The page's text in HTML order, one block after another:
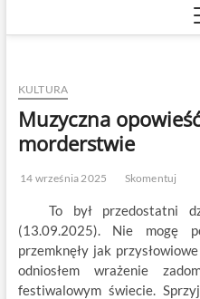
KULTURA
Muzyczna
morderstwie
14 września 2025 Skomentuj
To był przedostatni
(13.09.2025). Nie mogę
przemknęły jak
odniosłem wrażenie
festiwalowym świecie.